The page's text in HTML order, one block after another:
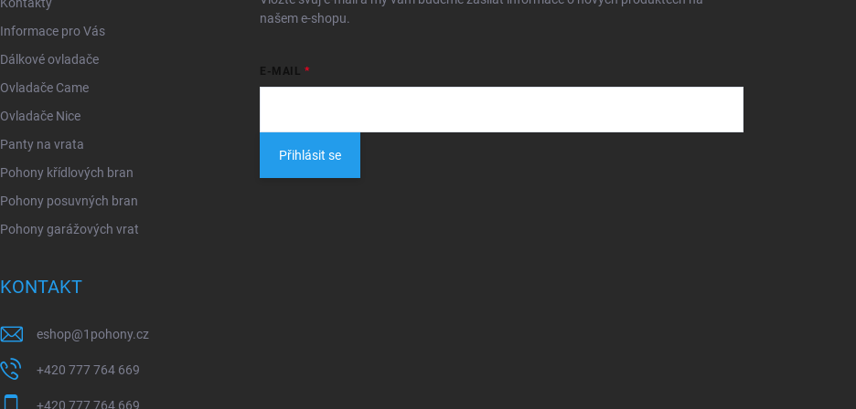
Informace pro Vás
Dálkové ovladače
Ovladače Came
Ovladače Nice
Panty na vrata
Pohony křídlových bran
Pohony posuvných bran
Pohony garážových vrat
našem e-shopu.
E-MAIL
Přihlásit se
KONTAKT
eshop@1pohony.cz
+420 777 764 669
+420 777 764 669